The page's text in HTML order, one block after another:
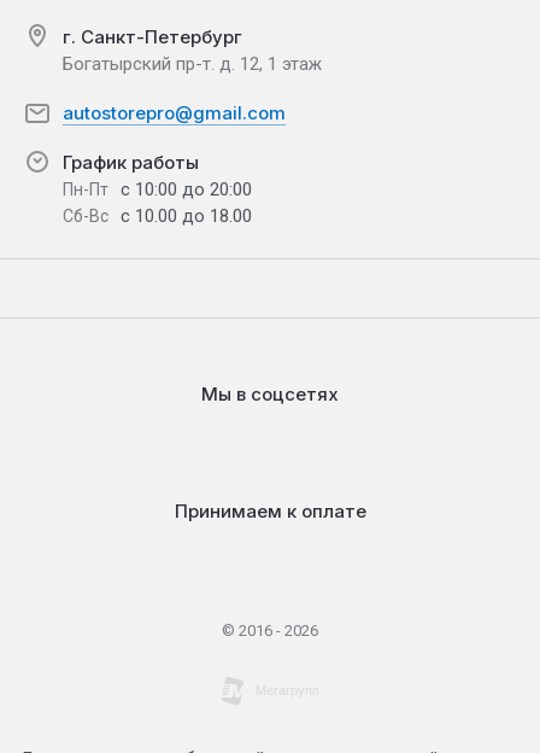
г. Санкт-Петербург
Богатырский пр-т. д. 12, 1 этаж
autostorepro@gmail.com
График работы
Пн-Пт с 10:00 до 20:00
Сб-Вс с 10.00 до 18.00
Мы в соцсетях
Принимаем к оплате
© 2016 - 2026